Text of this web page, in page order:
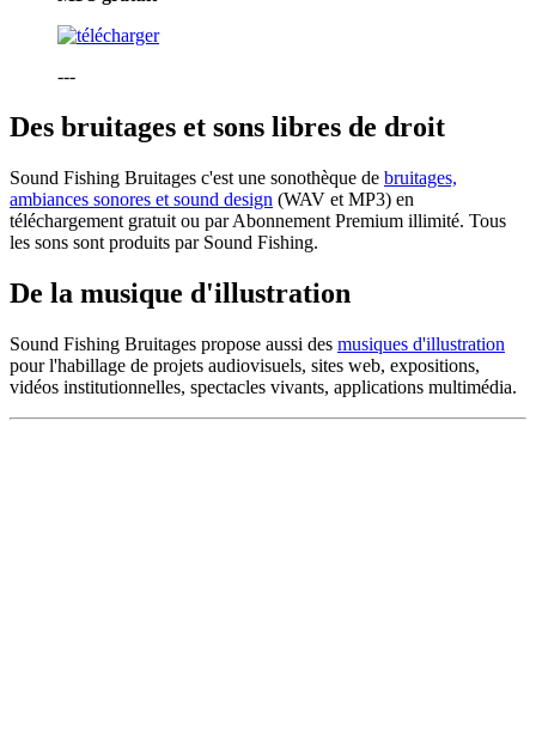
---
Des bruitages et sons libres de droit
Sound Fishing Bruitages c'est une sonothèque de bruitages,
ambiances sonores et sound design (WAV et MP3) en
téléchargement gratuit ou par Abonnement Premium illimité. Tous
les sons sont produits par Sound Fishing.
De la musique d'illustration
Sound Fishing Bruitages propose aussi des musiques d'illustration
pour l'habillage de projets audiovisuels, sites web, expositions,
vidéos institutionnelles, spectacles vivants, applications multimédia.